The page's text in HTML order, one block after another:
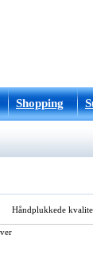
Shopping
Håndplukkede